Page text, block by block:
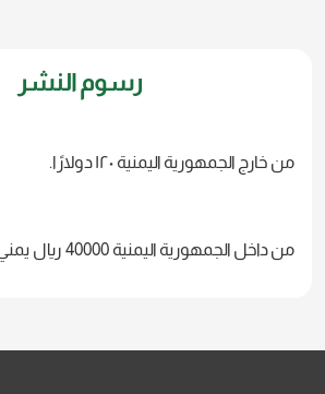
رسوم النشر
من خارج الجمهورية اليمنية ١٢٠ دولارًا.
من داخل الجمهورية اليمنية 40000 ريال يمني